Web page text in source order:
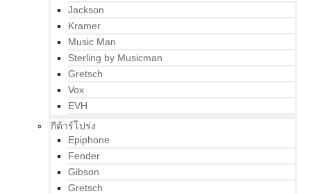
Jackson
Kramer
Music Man
Sterling by Musicman
Gretsch
Vox
EVH
กีต้าร์โปร่ง
Epiphone
Fender
Gibson
Gretsch